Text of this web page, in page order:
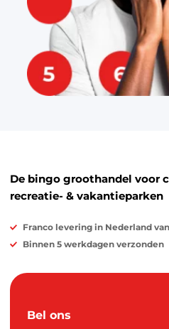
De bingo groothandel voor
recreatie- & vakantieparken
Franco levering in Nederland
Binnen 5 werkdagen verzonden
Bel ons